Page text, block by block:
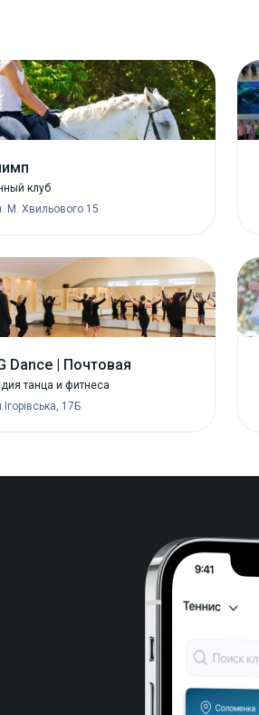
клуб
М. Хвильового 15
Dance | Почтовая
танца и фитнеса
17Б